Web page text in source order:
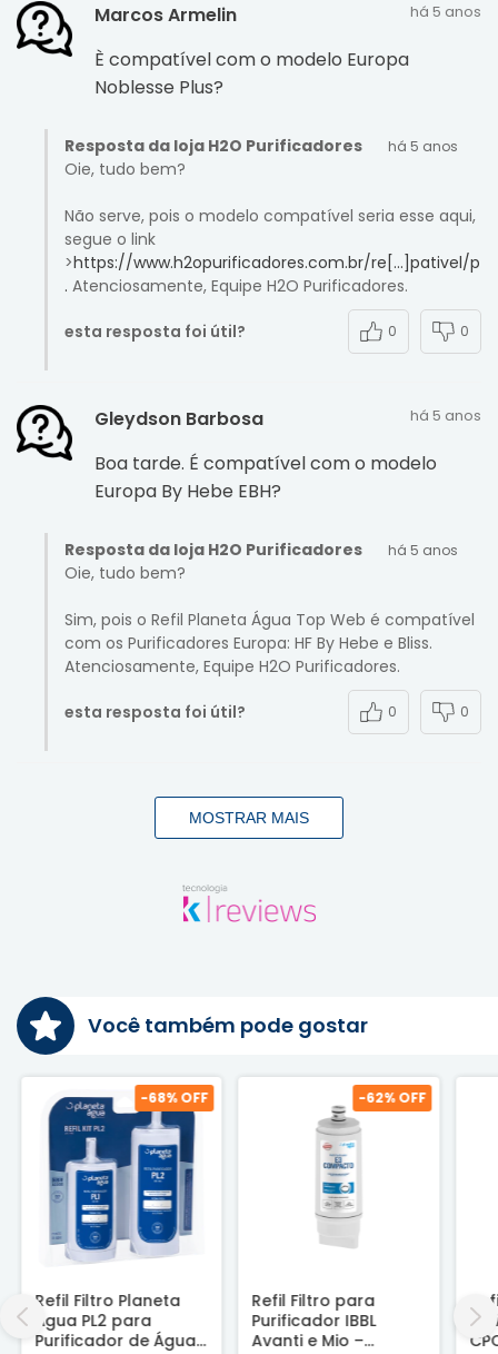
Marcos Armelin há 5 anos
È compatível com o modelo Europa
Noblesse Plus?
Resposta da loja H2O Purificadores há 5 anos
Oie, tudo bem?
Não serve, pois o modelo compatível seria esse aqui,
segue o link
>https://www.h2opurificadores.com.br/re[…]pativel/p
. Atenciosamente, Equipe H2O Purificadores.
esta resposta foi útil? 0 0
Gleydson Barbosa há 5 anos
Boa tarde. É compatível com o modelo
Europa By Hebe EBH?
Resposta da loja H2O Purificadores há 5 anos
Oie, tudo bem?
Sim, pois o Refil Planeta Água Top Web é compatível
com os Purificadores Europa: HF By Hebe e Bliss.
Atenciosamente, Equipe H2O Purificadores.
esta resposta foi útil? 0 0
MOSTRAR MAIS
Você também pode gostar
-68% OFF
Refil Filtro Planeta
Água PL2 para
Purificador de Água
-62% OFF
Refil Filtro para
Purificador IBBL
Avanti e Mio –